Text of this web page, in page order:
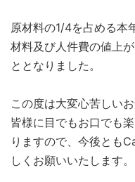
原材料の1/4を占める本
材料及び人件費の値上
ととなりました。
この度は大変心苦しい
皆様に目でもお口でも
りますので、今後とも
しくお願いいたします。